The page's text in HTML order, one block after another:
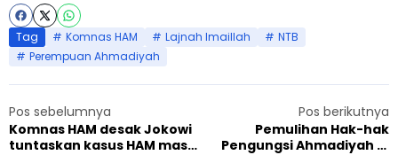
Tag Komnas HAM Lajnah Imaillah
NTB
Perempuan Ahmadiyah
Pos sebelumnya
Komnas HAM desak Jokowi
tuntaskan kasus HAM masa
Pos berikutnya
Pemulihan Hak-hak
Pengungsi Ahmadiyah di